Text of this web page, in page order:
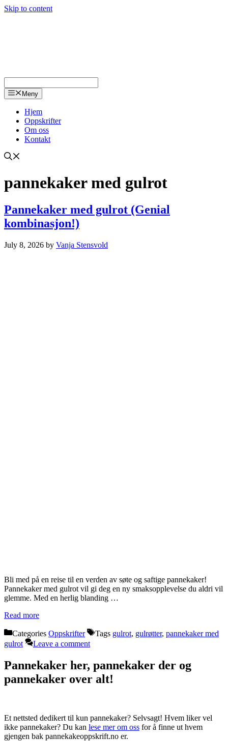
Skip to content
Meny
Hjem
Oppskrifter
Om oss
Kontakt
pannekaker med gulrot
Pannekaker med gulrot (Genial
kombinasjon!)
July 8, 2026 by Vanja Stensvold
Bli med på en reise til en verden av søte og saftige pannekaker!
Pannekaker med gulrot vil gi deg en ny smaksopplevelse du aldri vil
glemme. Med en herlig blanding …
Read more
Categories Oppskrifter Tags gulrot, gulrøtter, pannekaker med
gulrot
Leave a comment
Pannekaker her, pannekaker der og
pannekaker over alt!
Et nettsted dedikert til kun pannekaker? Selvsagt! Hvem liker vel
ikke pannekaker? Du kan lese mer om oss for å finne ut hvem
gjengen bak pannekakeoppskrift.no er.